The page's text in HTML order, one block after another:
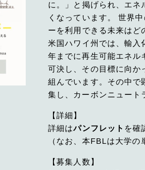
に。」と掲げられ、エネ
くなっています。 世界
ーを利用できる未来はど
米国ハワイ州では、輸
年までに再生可能エネ
可決し、その目標に向か
組んでいます。その中で
集し、カーボンニュート
【詳細】
詳細はパンフレット を確
（なお、本FBLは大学の
【募集人数】